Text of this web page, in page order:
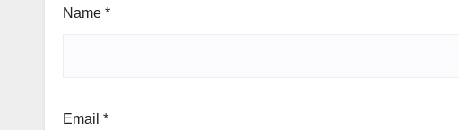
Name *
Email *